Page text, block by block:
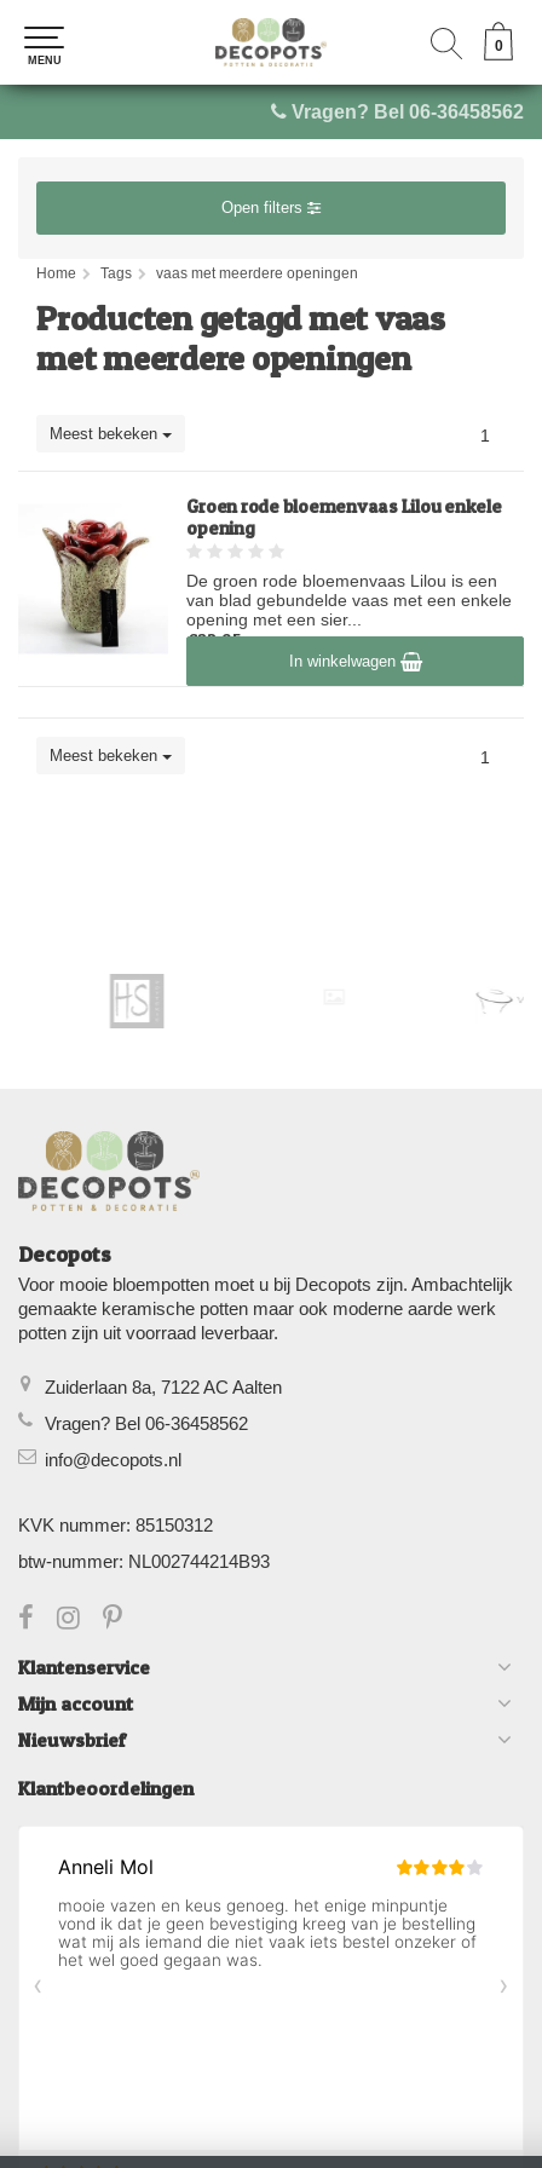
Vragen? Bel 06-36458562
0
MENU
0
MENU
Open filters
Home Tags vaas met meerdere openingen
Producten getagd met vaas
met meerdere openingen
Meest bekeken 1
Groen rode bloemenvaas Lilou enkele
opening
De groen rode bloemenvaas Lilou is een
van blad gebundelde vaas met een enkele
opening met een sier...
€23,95
Op voorraadIn winkelwagen
Meest bekeken 1
Decopots
Voor mooie bloempotten moet u bij Decopots zijn. Ambachtelijk
gemaakte keramische potten maar ook moderne aarde werk
potten zijn uit voorraad leverbaar.
Zuiderlaan 8a, 7122 AC Aalten
Vragen? Bel 06-36458562
info@decopots.nl
KVK nummer: 85150312
btw-nummer: NL002744214B93
Klantenservice
Mijn account
Nieuwsbrief
Klantbeoordelingen